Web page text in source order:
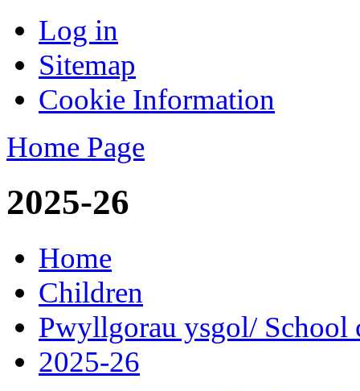
Log in
Sitemap
Cookie Information
Home Page
2025-26
Home
Children
Pwyllgorau ysgol/ School
2025-26